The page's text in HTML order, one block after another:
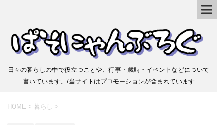
日々の暮らしの中で役立つことや、行事・歳時・イベントなどについて
書いています。/当サイトはプロモーションが含まれています
HOME > 暮らし >